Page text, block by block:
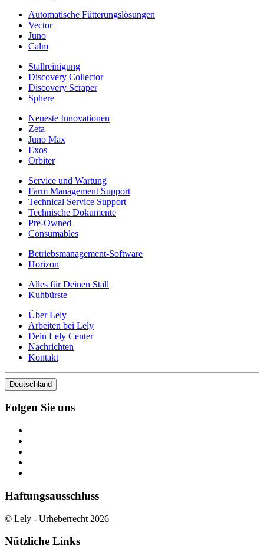
Automatische Fütterungslösungen
Vector
Juno
Calm
Stallreinigung
Discovery Collector
Discovery Scraper
Sphere
Neueste Innovationen
Zeta
Juno Max
Exos
Orbiter
Service und Wartung
Farm Management Support
Technical Service Support
Technische Dokumente
Pre-Owned
Consumables
Betriebsmanagement-Software
Horizon
Alles für Deinen Stall
Kuhbürste
Über Lely
Arbeiten bei Lely
Dein Lely Center
Nachrichten
Kontakt
Deutschland
Folgen Sie uns
Haftungsausschluss
© Lely - Urheberrecht 2026
Nützliche Links